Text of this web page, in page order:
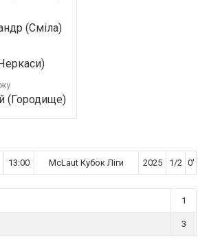
(Сміла)
(Городище)
13:00 McLaut Кубок Ліги 2025 1/2 0'
1
3